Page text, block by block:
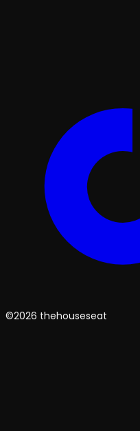
©2026 thehouseseat